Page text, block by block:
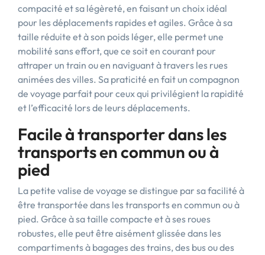
compacité et sa légèreté, en faisant un choix idéal
pour les déplacements rapides et agiles. Grâce à sa
taille réduite et à son poids léger, elle permet une
mobilité sans effort, que ce soit en courant pour
attraper un train ou en naviguant à travers les rues
animées des villes. Sa praticité en fait un compagnon
de voyage parfait pour ceux qui privilégient la rapidité
et l’efficacité lors de leurs déplacements.
Facile à transporter dans les
transports en commun ou à
pied
La petite valise de voyage se distingue par sa facilité à
être transportée dans les transports en commun ou à
pied. Grâce à sa taille compacte et à ses roues
robustes, elle peut être aisément glissée dans les
compartiments à bagages des trains, des bus ou des